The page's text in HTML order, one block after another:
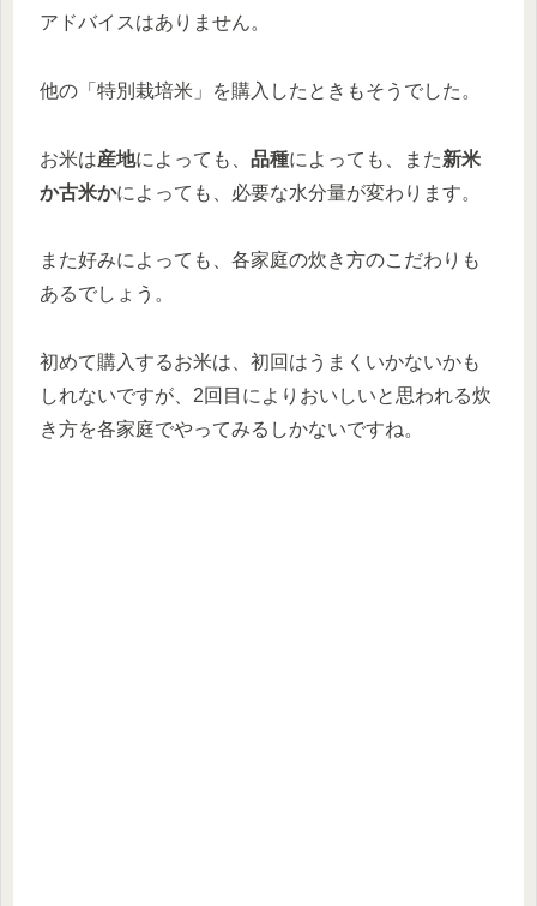
アドバイスはありません。
他の「特別栽培米」を購入したときもそうでした。
お米は産地によっても、 品種によっても、また新米
か古米かによっても、必要な水分量が変わります。
また好みによっても、各家庭の炊き方のこだわりも
あるでしょう。
初めて購入するお米は、初回はうまくいかないかも
しれないですが、2回目によりおいしいと思われる炊
き方を各家庭でやってみるしかないですね。